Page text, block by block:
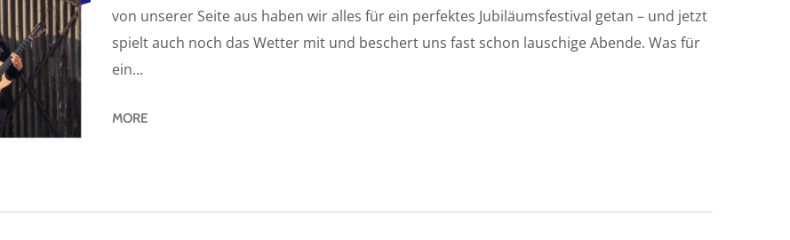
von unserer Seite aus haben wir alles für ein perfektes Jubiläumsfestival getan – und jetzt
spielt auch noch das Wetter mit und beschert uns fast schon lauschige Abende. Was für
ein...
MORE